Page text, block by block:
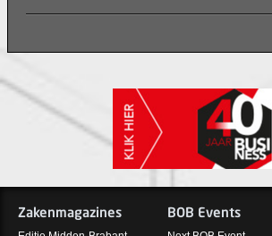
Zakenmagazines BOB Events